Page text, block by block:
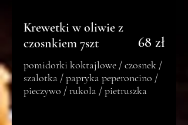
Krewetki w oliwie z
czosnkiem 7szt
pomidorki koktajlowe / czosnek /
szalotka / papryka peperoncino /
pieczywo / rukola / pietruszka
68 zł